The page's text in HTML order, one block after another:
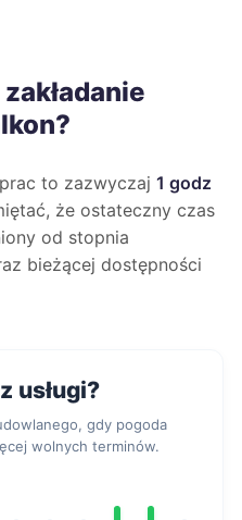
to zazwyczaj 1 godz
że ostateczny czas
od stopnia
bieżącej dostępności
usługi?
gdy pogoda
wolnych terminów.